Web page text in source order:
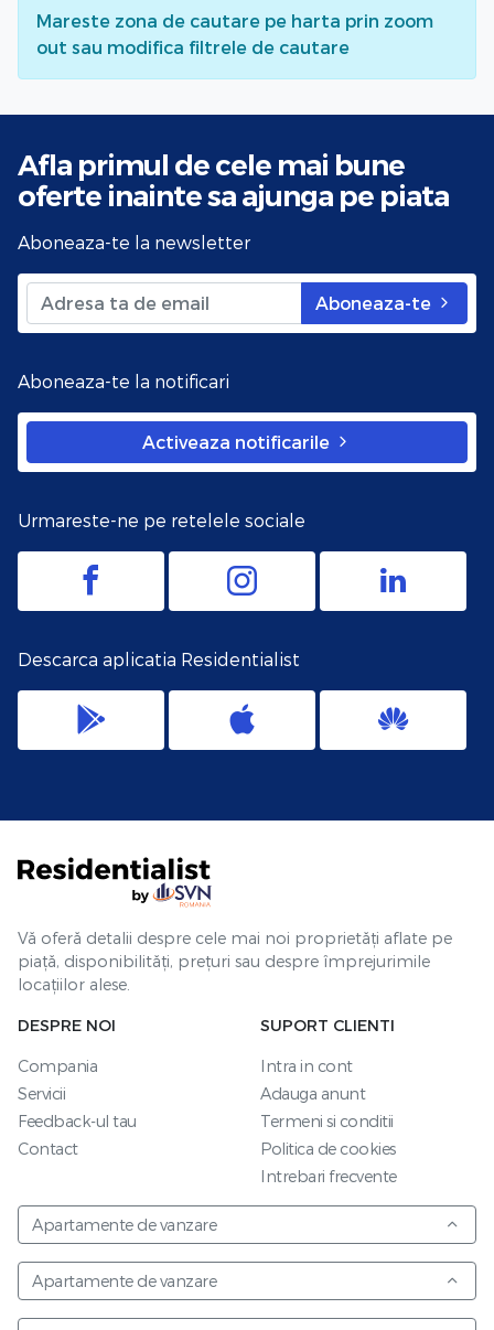
Mareste zona de cautare pe harta prin zoom
out sau modifica filtrele de cautare
Afla primul de cele mai bune
oferte inainte sa ajunga pe piata
Aboneaza-te la newsletter
Aboneaza-te
Aboneaza-te la notificari
Activeaza notificarile
Urmareste-ne pe retelele sociale
Descarca aplicatia Residentialist
Vă oferă detalii despre cele mai noi proprietăți aflate pe
piață, disponibilități, prețuri sau despre împrejurimile
locațiilor alese.
DESPRE NOI
Compania
Servicii
Feedback-ul tau
Contact
SUPORT CLIENTI
Intra in cont
Adauga anunt
Termeni si conditii
Politica de cookies
Intrebari frecvente
Apartamente de vanzare
Apartamente de vanzare